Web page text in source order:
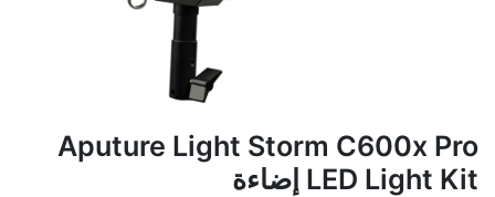
Aputure Light Storm C600x Pro
LED Light Kit إضاءة